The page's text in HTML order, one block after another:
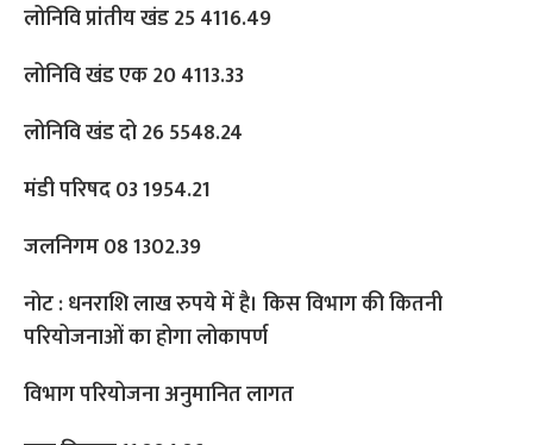
लोनिवि प्रांतीय खंड 25 4116.49
लोनिवि खंड एक 20 4113.33
लोनिवि खंड दो 26 5548.24
मंडी परिषद 03 1954.21
जलनिगम 08 1302.39
नोट : धनराशि लाख रुपये में है। किस विभाग की कितनी
परियोजनाओं का होगा लोकापर्ण
विभाग परियोजना अनुमानित लागत